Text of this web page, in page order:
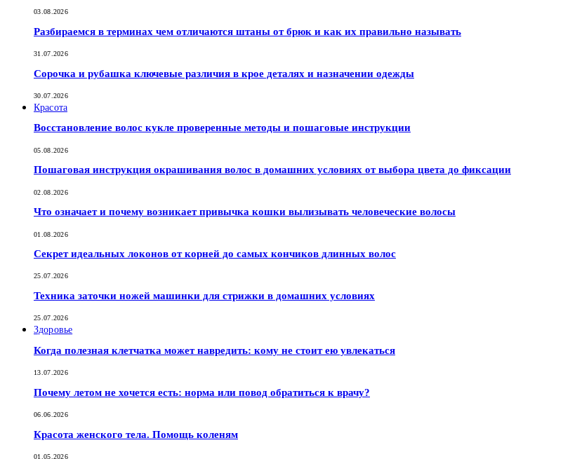
03.08.2026
Разбираемся в терминах чем отличаются штаны от брюк и как их правильно называть
31.07.2026
Сорочка и рубашка ключевые различия в крое деталях и назначении одежды
30.07.2026
Красота
Восстановление волос кукле проверенные методы и пошаговые инструкции
05.08.2026
Пошаговая инструкция окрашивания волос в домашних условиях от выбора цвета до фиксации
02.08.2026
Что означает и почему возникает привычка кошки вылизывать человеческие волосы
01.08.2026
Секрет идеальных локонов от корней до самых кончиков длинных волос
25.07.2026
Техника заточки ножей машинки для стрижки в домашних условиях
25.07.2026
Здоровье
Когда полезная клетчатка может навредить: кому не стоит ею увлекаться
13.07.2026
Почему летом не хочется есть: норма или повод обратиться к врачу?
06.06.2026
Красота женского тела. Помощь коленям
01.05.2026